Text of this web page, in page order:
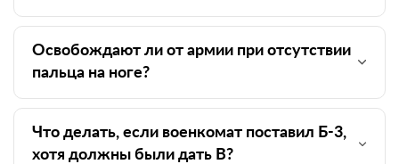
Освобождают ли от армии при отсутствии
пальца на ноге?
Что делать, если военкомат поставил Б-3,
хотя должны были дать В?